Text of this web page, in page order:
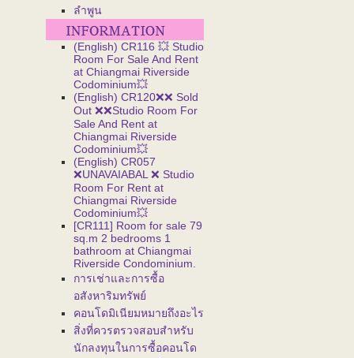
ลำพูน
(English) CR116 💥 Studio
Room For Sale And Rent
at Chiangmai Riverside
Codominium💥
(English) CR120❌❌ Sold
Out ❌❌Studio Room For
Sale And Rent at
Chiangmai Riverside
Codominium💥
(English) CR057
❌UNAVAIABAL ❌ Studio
Room For Rent at
Chiangmai Riverside
Codominium💥
[CR111] Room for sale 79
sq.m 2 bedrooms 1
bathroom at Chiangmai
Riverside Condominium.
การเช่าและการซื้อ
อสังหาริมทรัพย์
คอนโดมิเนียมหมายถึงอะไร
สิ่งที่ควรตรวจสอบสำหรับ
นักลงทุนในการซื้อคอนโด